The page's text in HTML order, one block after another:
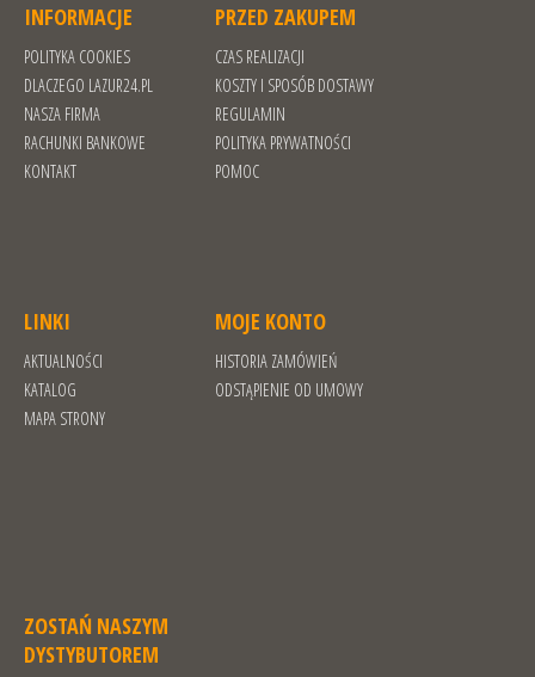
INFORMACJE
POLITYKA COOKIES
DLACZEGO LAZUR24.PL
NASZA FIRMA
RACHUNKI BANKOWE
KONTAKT
PRZED ZAKUPEM
CZAS REALIZACJI
KOSZTY I SPOSÓB DOSTAWY
REGULAMIN
POLITYKA PRYWATNOŚCI
POMOC
LINKI
AKTUALNOŚCI
KATALOG
MAPA STRONY
MOJE KONTO
HISTORIA ZAMÓWIEŃ
ODSTĄPIENIE OD UMOWY
ZOSTAŃ NASZYM
DYSTYBUTOREM